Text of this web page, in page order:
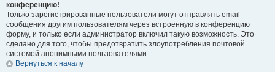
конференцию!
Только зарегистрированные пользователи могут отправлять email-
сообщения другим пользователям через встроенную в конференцию
форму, и только если администратор включил такую возможность. Это
сделано для того, чтобы предотвратить злоупотребления почтовой
системой анонимными пользователями.
Вернуться к началу